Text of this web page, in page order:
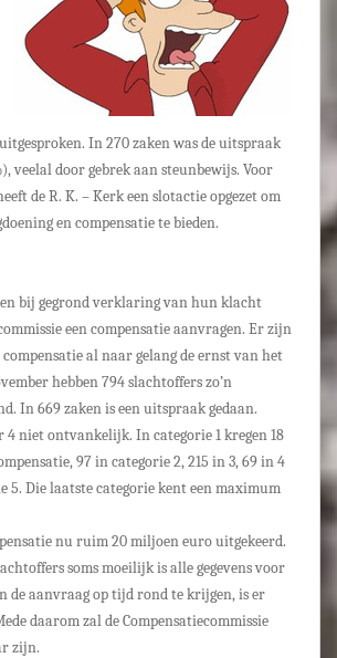
In 270 zaken was de uitspraak
veelal door gebrek aan steunbewijs. Voor
de R. K. – Kerk een slotactie opgezet om
en compensatie te bieden.
bij gegrond verklaring van hun klacht
een compensatie aanvragen. Er zijn
al naar gelang de ernst van het
hebben 794 slachtoffers zo’n
In 669 zaken is een uitspraak gedaan.
4 niet ontvankelijk. In categorie 1 kregen 18
97 in categorie 2, 215 in 3, 69 in 4
5. Die laatste categorie kent een maximum
nu ruim 20 miljoen euro uitgekeerd.
soms moeilijk is alle gegevens voor
de aanvraag op tijd rond te krijgen, is er
daarom zal de Compensatiecommissie
zijn.